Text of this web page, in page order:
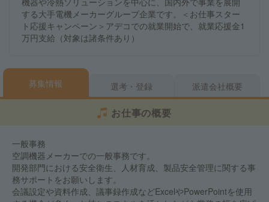
する大手電機メーカーグループ企業です。＜お仕事スター
ト応援キャンペーン＞アデコでの就業開始で、就業応援金1
万円支給（対象は諸条件あり）
募集情報 選考・登録 派遣会社概要
お仕事の概要
一般事務
空調機器メーカーでの一般事務です。
開発部門における安全衛生、人材育成、製品安全管理に関する事
務サポートをお願いします。
会議設定や資料作成、議事録作成などExcelやPowerPointを使用